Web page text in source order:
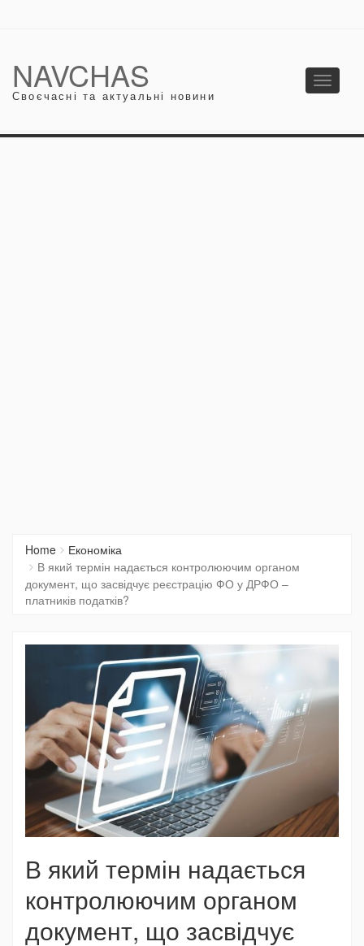
NAVCHAS
Своєчасні та актуальні новини
Toggle
Home
Економіка
В який термін надається контролюючим органом
документ, що засвідчує реєстрацію ФО у ДРФО –
платників податків?
В який термін надається
контролюючим органом
документ, що засвідчує